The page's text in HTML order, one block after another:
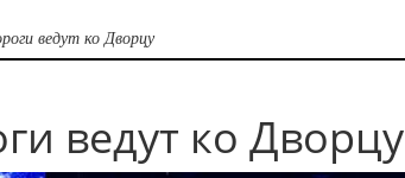
ведут ко Дворцу
ведут ко Дворцу